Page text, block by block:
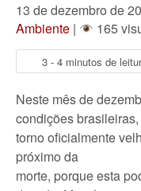
13 de dezembro de
Ambiente | 165
3 - 4 minutos de
Neste mês de
condições
torno oficialmente
próximo da
morte, porque esta